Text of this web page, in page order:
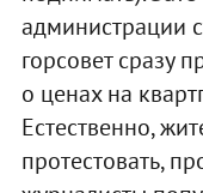
администрации
горсовет сразу
о ценах на
Естественно,
протестовать,